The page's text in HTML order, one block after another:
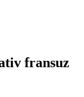
fransuz